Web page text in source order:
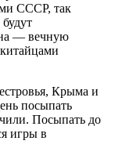
СССР, так
— вечную
Крыма и
посыпать
Посыпать до
игры в